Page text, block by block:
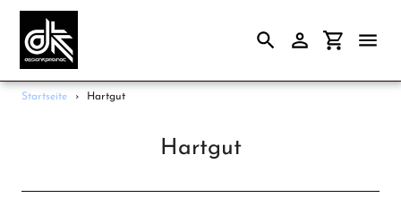
Direkt
SuchenEinloggen
Startseite › Hartgut
Hartgut